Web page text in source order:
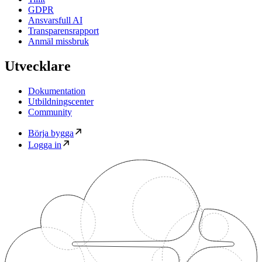
GDPR
Ansvarsfull AI
Transparensrapport
Anmäl missbruk
Utvecklare
Dokumentation
Utbildningscenter
Community
Börja bygga
Logga in